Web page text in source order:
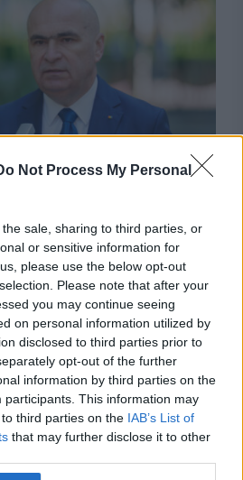
Not Process My Personal
sale, sharing to third parties, or
or sensitive information for
please use the below opt-out
Please note that after your
you may continue seeing
on personal information utilized by
disclosed to third parties prior to
opt-out of the further
information by third parties on the
participants. This information may
third parties on the IAB’s List of
that may further disclose it to other
POLITICA
fi ridicate restricțiile
ECONOMIE